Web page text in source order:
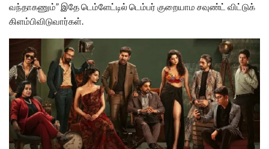
வந்தாகணும்” இதே டெம்ளேட்டில் டெம்பர் குறையாம சவுண்ட் விட்டுக்
கிளம்பிவிடுவார்கள்.